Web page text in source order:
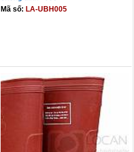
Mã số: LA-UBH005